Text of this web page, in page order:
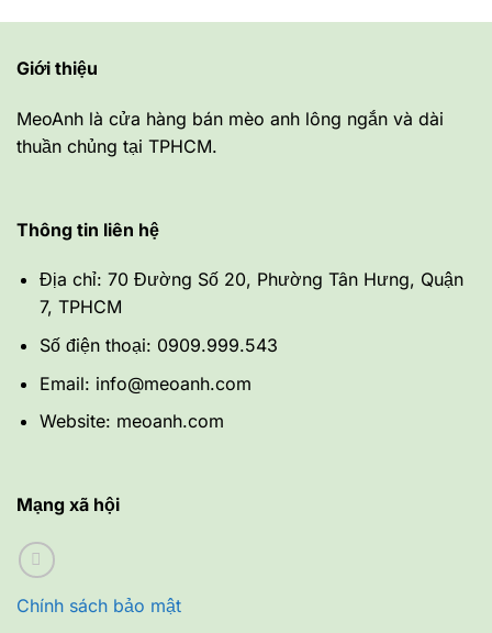
12.800.000 ₫.
Giới thiệu
MeoAnh là cửa hàng bán mèo anh lông ngắn và dài
thuần chủng tại TPHCM.
Thông tin liên hệ
Địa chỉ: 70 Đường Số 20, Phường Tân Hưng, Quận
7, TPHCM
Số điện thoại: 0909.999.543
Email: info@meoanh.com
Website: meoanh.com
Mạng xã hội
Chính sách bảo mật